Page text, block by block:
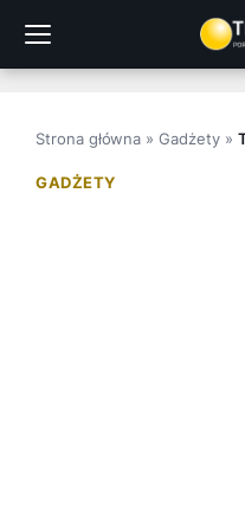
treści
Strona główna »Gadżety»
GADŻETY